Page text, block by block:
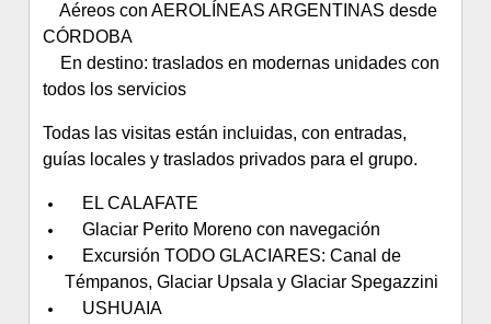
Aéreos con AEROLÍNEAS ARGENTINAS desde
CÓRDOBA
En destino: traslados en modernas unidades con
todos los servicios
Todas las visitas están incluidas, con entradas,
guías locales y traslados privados para el grupo.
EL CALAFATE
Glaciar Perito Moreno con navegación
Excursión TODO GLACIARES: Canal de
Témpanos, Glaciar Upsala y Glaciar Spegazzini
USHUAIA